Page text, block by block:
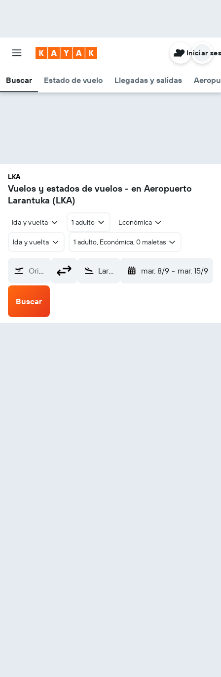
Buscar Estado de vuelo Llegadas y salidas
Iniciar
LKA
Vuelos y estados de vuelos - en Aeropuerto
Larantuka (LKA)
Ida y vuelta 1 adulto Económica
Ida y vuelta 1 adulto, Económica, 0 maletas
Origen Larantuka (LKA) mar. 8/9 - mar. 15/9
Buscar